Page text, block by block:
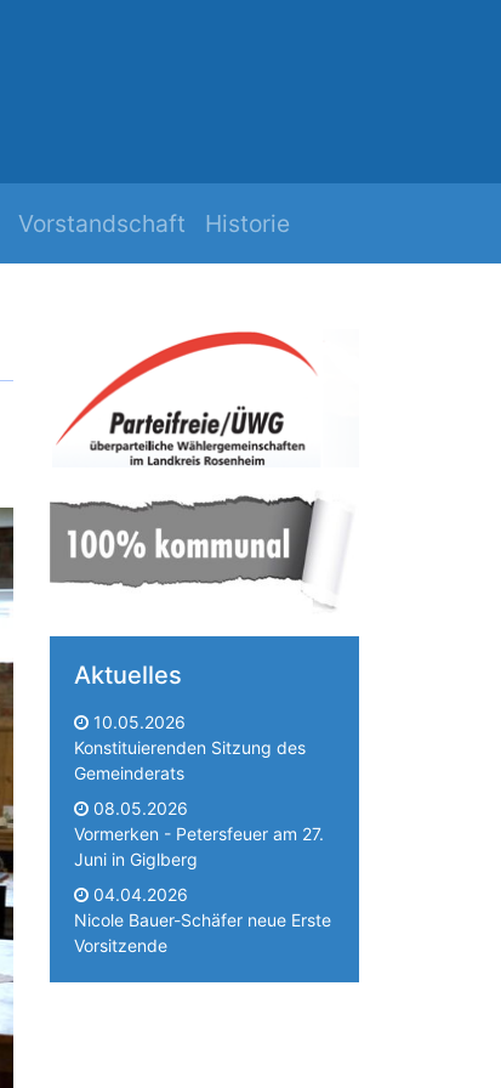
Vorstandschaft Historie
Aktuelles
10.05.2026
Konstituierenden Sitzung des
Gemeinderats
08.05.2026
Vormerken - Petersfeuer am 27.
Juni in Giglberg
04.04.2026
Nicole Bauer-Schäfer neue Erste
Vorsitzende